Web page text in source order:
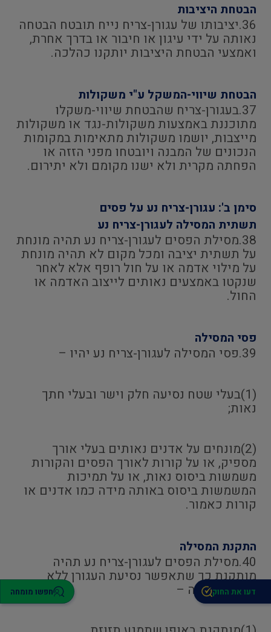
הבטחת היציבות
36.יציבותו של עגורן-צריח נייח תובטח הבטחה
נאותה על ידי עיגון או חיבור או בדרך אחרת,
ואמצעי הבטחת היציבות יותקנו כהלכה.
הבטחת שיווי-המשקל ע"י משקולות
37.בעגורן-צריח שהבטחת שיווי-משקלו
מתוכננת באמצעות משקולות-נגד או משקולות
מייצבות, יושמו משקולות מתאימות במקומות
הנכונים של המבנה ויובטחו מפני הזזה או
הפחתה מקרית ולא ישנו מקומם ולא יתירום.
סימן ב': עגורן-צריח נע על פסים
תשתית המסילה לעגורן-צריח נע
38.מסילת הפסים לעגורן-צריח נע תהיה מונחת
על תשתית יציבה ומכל מקום לא תהיה מונחת
על מילוי אדמה או על חול רופף אלא לאחר
שנקטו באמצעים נאותים לייצוב האדמה או
החול.
פסי המסילה
39.פסי המסילה לעגורן-צריח נע יהיו –
(1)בעלי שטח נסיעה חלק וישר ובעלי חתך
נאות;
(2)מונחים על אדנים נאותים בעלי אורך
מספיק, או על קורות לאורך הפסים והקורות
משמשות ביסוס נאות, או על תמיכות
המשמשות ביסוס באותה מידה כמו אדנים או
קורות כאמור.
התקנת המסילה
40.מסילת הפסים לעגורן-צריח נע תהיה
מותקנת כך שתאפשר נסיעת העגורן ללא
תקלה, ותהיה – חפשו מומחה דעו את החוק